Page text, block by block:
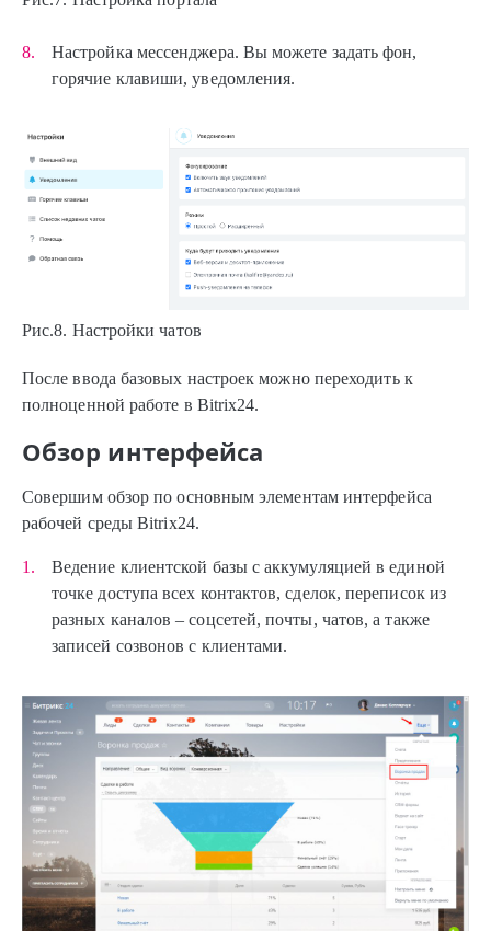
Настройка мессенджера. Вы можете задать фон,
горячие клавиши, уведомления.
Рис.8. Настройки чатов
После ввода базовых настроек можно переходить к
полноценной работе в Bitrix24.
Обзор интерфейса
Совершим обзор по основным элементам интерфейса
рабочей среды Bitrix24.
Ведение клиентской базы с аккумуляцией в единой
точке доступа всех контактов, сделок, переписок из
разных каналов – соцсетей, почты, чатов, а также
записей созвонов с клиентами.